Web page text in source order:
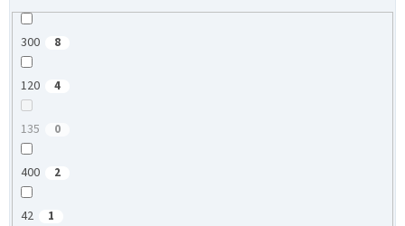
300 8
120 4
135 0
400 2
42 1